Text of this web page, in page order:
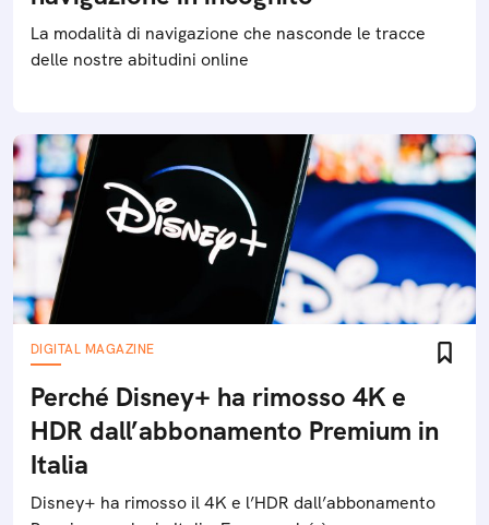
La modalità di navigazione che nasconde le tracce
delle nostre abitudini online
DIGITAL MAGAZINE
Perché Disney+ ha rimosso 4K e
HDR dall’abbonamento Premium in
Italia
Disney+ ha rimosso il 4K e l’HDR dall’abbonamento